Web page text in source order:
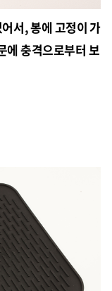
서, 봉에 고정이 가
에 충격으로부터 보